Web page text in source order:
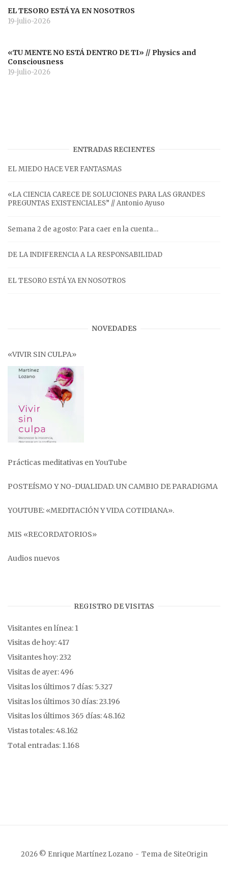
EL TESORO ESTÁ YA EN NOSOTROS
19-julio-2026
«TU MENTE NO ESTÁ DENTRO DE TI» // Physics and
Consciousness
19-julio-2026
ENTRADAS RECIENTES
EL MIEDO HACE VER FANTASMAS
«LA CIENCIA CARECE DE SOLUCIONES PARA LAS GRANDES
PREGUNTAS EXISTENCIALES” // Antonio Ayuso
Semana 2 de agosto: Para caer en la cuenta…
DE LA INDIFERENCIA A LA RESPONSABILIDAD
EL TESORO ESTÁ YA EN NOSOTROS
NOVEDADES
«VIVIR SIN CULPA»
Prácticas meditativas en YouTube
POSTEÍSMO Y NO-DUALIDAD. UN CAMBIO DE PARADIGMA
YOUTUBE: «MEDITACIÓN Y VIDA COTIDIANA».
MIS «RECORDATORIOS»
Audios nuevos
REGISTRO DE VISITAS
Visitantes en línea: 1
Visitas de hoy:417
Visitantes hoy:232
Visitas de ayer:496
Visitas los últimos 7 días: 5.327
Visitas los últimos 30 días:23.196
Visitas los últimos 365 días:48.162
Vistas totales:48.162
Total entradas: 1.168
2026 © Enrique Martínez Lozano Tema de SiteOrigin